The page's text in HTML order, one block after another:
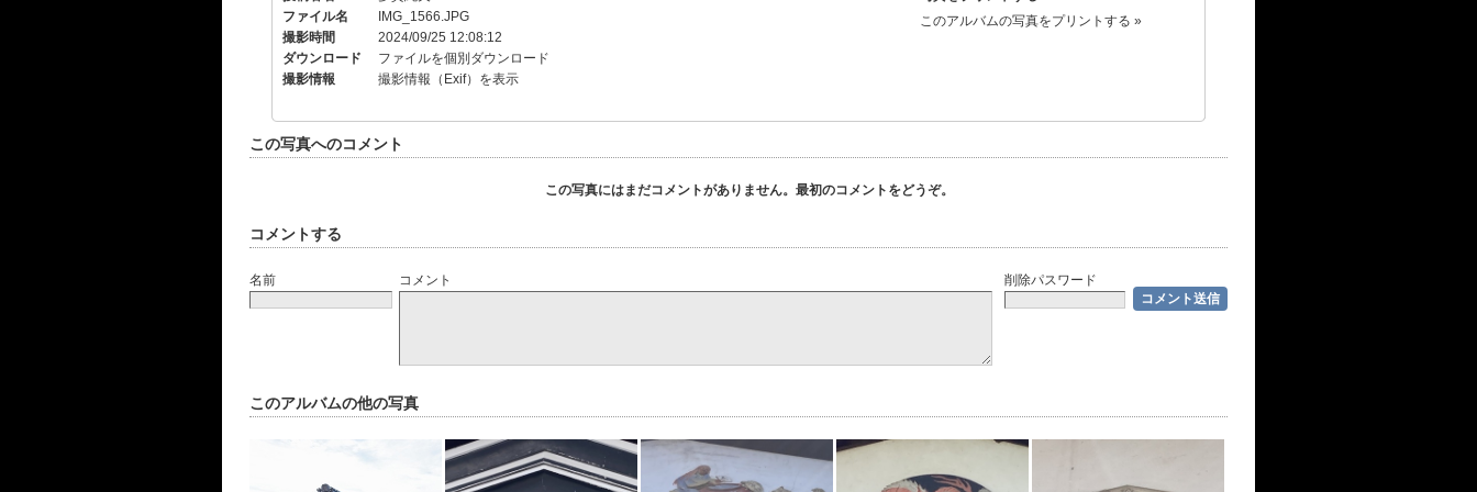
ファイル名
IMG_1566.JPG
撮影時間
2024/09/25 12:08:12
ダウンロード
ファイルを個別ダウンロード
撮影情報
撮影情報（Exif）を表示
このアルバムの写真をプリントする »
この写真へのコメント
この写真にはまだコメントがありません。最初のコメントをどうぞ。
コメントする
名前 コメント 削除パスワード
このアルバムの他の写真